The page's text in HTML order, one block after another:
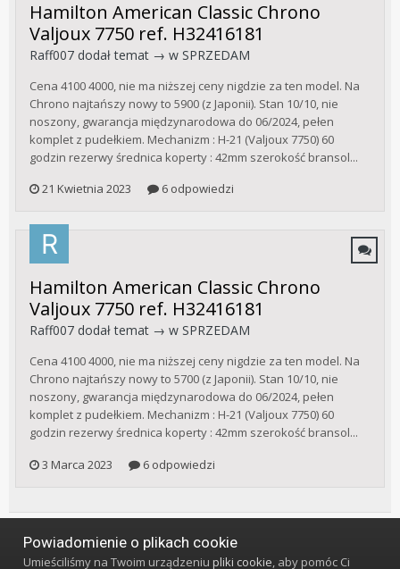
Hamilton American Classic Chrono
Valjoux 7750 ref. H32416181
Raff007 dodał temat → w SPRZEDAM
Cena 4100 4000, nie ma niższej ceny nigdzie za ten model. Na
Chrono najtańszy nowy to 5900 (z Japonii). Stan 10/10, nie
noszony, gwarancja międzynarodowa do 06/2024, pełen
komplet z pudełkiem. Mechanizm : H-21 (Valjoux 7750) 60
godzin rezerwy średnica koperty : 42mm szerokość bransol...
21 Kwietnia 2023
6 odpowiedzi
Hamilton American Classic Chrono
Valjoux 7750 ref. H32416181
Raff007 dodał temat → w SPRZEDAM
Cena 4100 4000, nie ma niższej ceny nigdzie za ten model. Na
Chrono najtańszy nowy to 5700 (z Japonii). Stan 10/10, nie
noszony, gwarancja międzynarodowa do 06/2024, pełen
komplet z pudełkiem. Mechanizm : H-21 (Valjoux 7750) 60
godzin rezerwy średnica koperty : 42mm szerokość bransol...
3 Marca 2023
6 odpowiedzi
Język Styl Polityka prywatności
Powiadomienie o plikach cookie
Umieściliśmy na Twoim urządzeniupliki cookie, aby pomóc Ci